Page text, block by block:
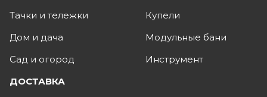
Тачки и тележки
Дом и дача
Сад и огород
Купели
Модульные бани
Инструмент
ДОСТАВКА